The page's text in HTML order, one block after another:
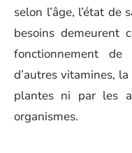
selon l’âge, l’état de
besoins demeurent
fonctionnement de
d’autres vitamines,
plantes ni par les
organismes.